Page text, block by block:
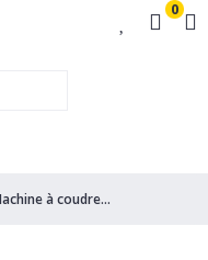
0
Machine à coudre Husqvarna H Class E10